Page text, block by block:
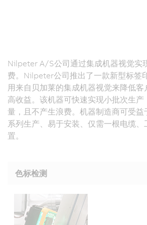
Nilpeter A/S公司通过集成机器视觉实
费。Nilpeter公司推出了一款新型标签
用来自贝加莱的集成机器视觉来降低
高收益。该机器可快速实现小批次生
量，且不产生浪费。机器制造商可受
系列生产、易于安装、仅需一根电缆
置。
色标检测